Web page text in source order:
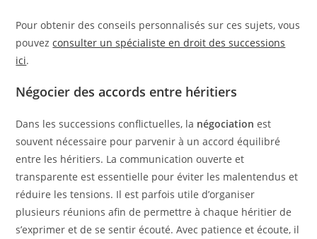
Pour obtenir des conseils personnalisés sur ces sujets, vous
pouvezconsulter un spécialiste en droit des successions
ici.
Négocier des accords entre héritiers
Dans les successions conflictuelles, la négociation est
souvent nécessaire pour parvenir à un accord équilibré
entre les héritiers. La communication ouverte et
transparente est essentielle pour éviter les malentendus et
réduire les tensions. Il est parfois utile d’organiser
plusieurs réunions afin de permettre à chaque héritier de
s’exprimer et de se sentir écouté. Avec patience et écoute, il